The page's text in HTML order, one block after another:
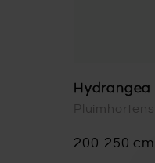
200-250 cm